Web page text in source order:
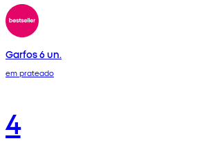
Garfos 6 un.
em prateado
4